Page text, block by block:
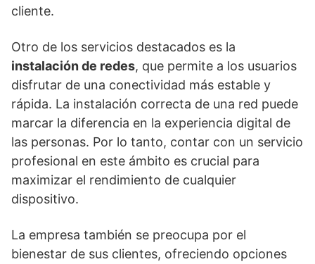
cliente.
Otro de los servicios destacados es la
instalación de redes, que permite a los usuarios
disfrutar de una conectividad más estable y
rápida. La instalación correcta de una red puede
marcar la diferencia en la experiencia digital de
las personas. Por lo tanto, contar con un servicio
profesional en este ámbito es crucial para
maximizar el rendimiento de cualquier
dispositivo.
La empresa también se preocupa por el
bienestar de sus clientes, ofreciendo opciones